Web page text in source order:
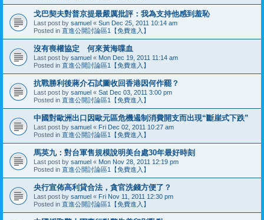
戈巴契夫對普京提最嚴厲批評：我為支持他感到羞恥
Last post by samuel « Sun Dec 25, 2011 10:14 am
Posted in 直進公開討論區1【免費進入】
沒有喪權協定 何來黃海喋血
Last post by samuel « Mon Dec 19, 2011 11:14 am
Posted in 直進公開討論區1【免費進入】
抗戰勝利後蔣介石試圖收回香港因何作罷？
Last post by samuel « Sat Dec 03, 2011 3:00 pm
Posted in 直進公開討論區1【免費進入】
中國對歐洲出口因歐元區危機遏制消費開支而出現“斷崖式下跌”
Last post by samuel « Fri Dec 02, 2011 10:27 am
Posted in 直進公開討論區1【免費進入】
馬英九：對台軍售規模說明美台處30年最好時刻
Last post by samuel « Mon Nov 28, 2011 12:19 pm
Posted in 直進公開討論區1【免費進入】
央行宣佈高利貸合法，貪官洗錢方便了？
Last post by samuel « Fri Nov 11, 2011 12:30 pm
Posted in 直進公開討論區1【免費進入】